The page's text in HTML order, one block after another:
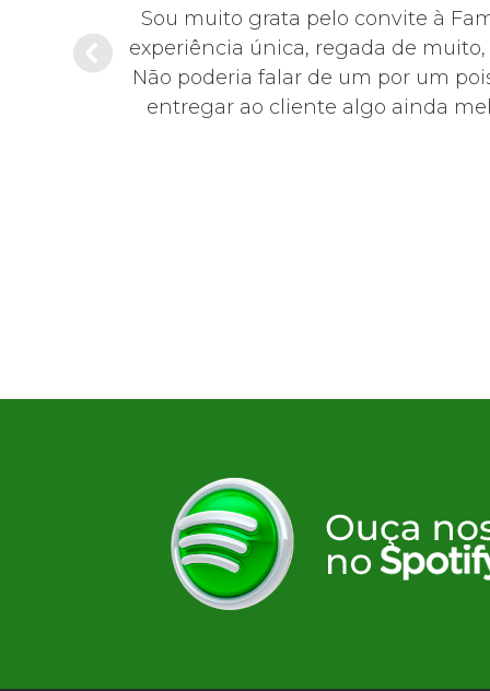
da
Sou muito grata pelo convite à
experiência única, regada de
Não poderia falar de um por um
entregar ao cliente algo ainda